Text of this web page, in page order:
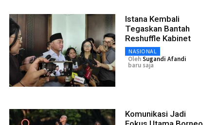
Istana Kembali
Tegaskan Bantah
Reshuffle Kabinet
NASIONAL
OlehSugandi Afandi
baru saja
Komunikasi Jadi